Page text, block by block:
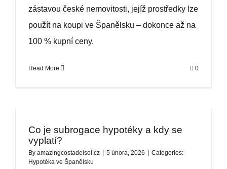
zástavou české nemovitosti, jejíž prostředky lze
použít na koupi ve Španělsku – dokonce až na
100 % kupní ceny.
Read More 0
Co je subrogace hypotéky a kdy se
vyplatí?
By amazingcostadelsol.cz 5 února, 2026
Categories:
Hypotéka ve Španělsku